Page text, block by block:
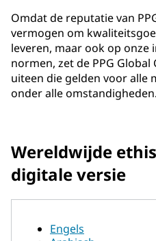
Omdat de reputatie van
vermogen om
leveren, maar ook op
normen, zet de PPG
uiteen die gelden voor alle
onder alle omstandigheden.
Wereldwijde
digitale versie
Engels